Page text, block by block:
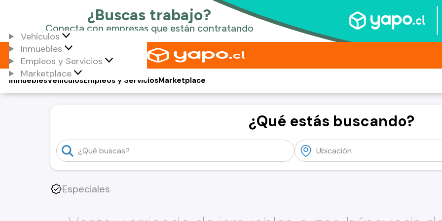
Vehículos
Inmuebles
Empleos y Servicios
Marketplace
Vehículos
Inmuebles Empleos y ServiciosMarketplace
¿Qué estás buscando?
Especiales